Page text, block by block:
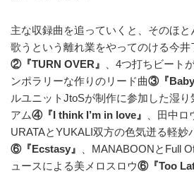
主な収録曲を追っていくと、そのほ
歌うという離れ業をやってのける今
②『TURN OVER』
、4つ打ちビート
ンポラリーな作りのリード曲③『Baby
ルユニットJtoSが制作に参加した湿
アム④『I think I’m in love』
、田中
URATAとYUKALI双方の色気迸る軽妙
⑥『Ecstasy』
、MANABOONとFull
ュースによる美メロスロウ⑥『Too